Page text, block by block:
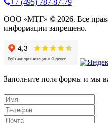
+7 (495) 787-87-79
ООО «МТГ» © 2026. Все
информации запрещено.
Заполните поля формы и мы